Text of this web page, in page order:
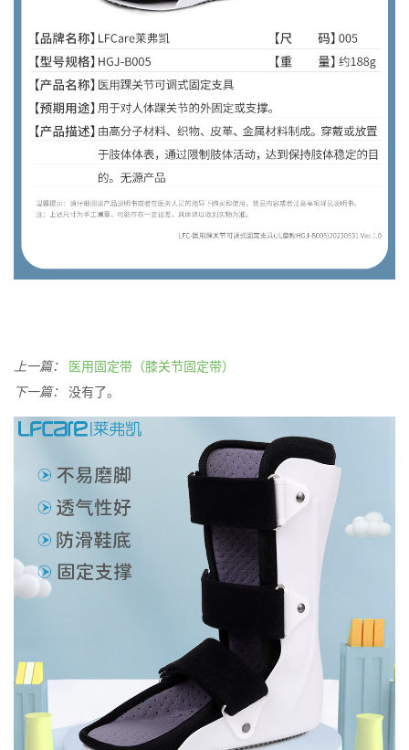
上一篇： 医用固定带（膝关节固定带）
下一篇： 没有了。